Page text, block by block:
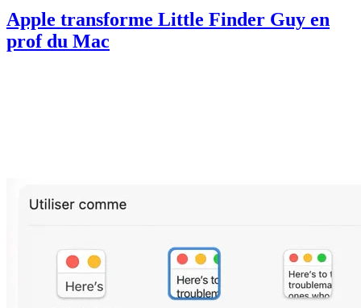
Apple transforme Little Finder Guy en
prof du Mac